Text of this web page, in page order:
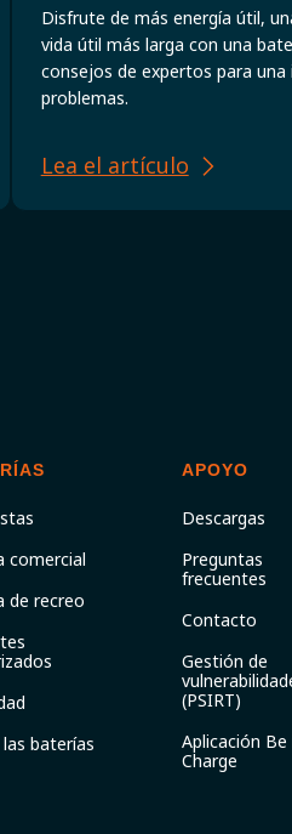
Disfrute de más energía útil,
vida útil más larga con una
consejos de expertos para una
problemas.
Lea el artículo
comercial
de recreo
baterías
APOYO
Descargas
Preguntas
frecuentes
Contacto
Gestión de
(PSIRT)
Aplicación Be
Charge